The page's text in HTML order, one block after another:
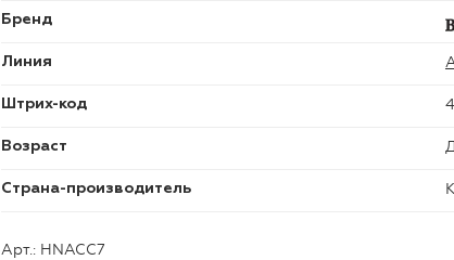
Бренд
Линия
Штрих-код
Возраст
Страна-производитель
Арт.: HNACC7